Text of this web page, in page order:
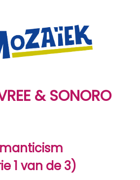
& SONORO
1 van de 3)